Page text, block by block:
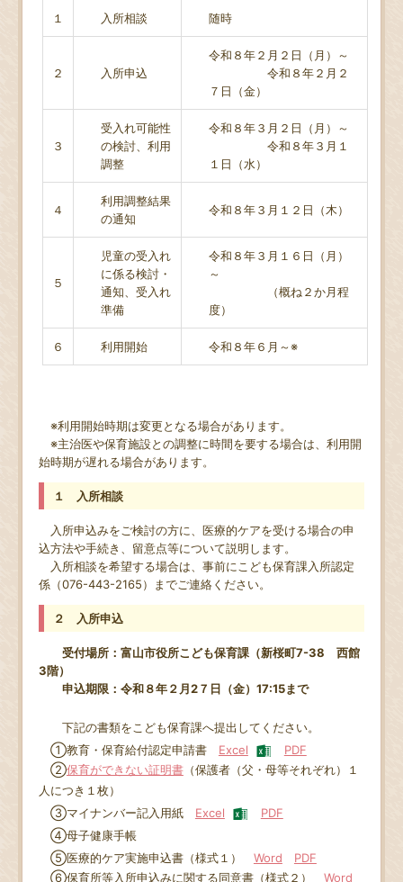
１ 入所相談 随時
２ 入所申込
令和８年２月２日（月）～
令和８年２月２
７日（金）
３
受入れ可能性
の検討、利用
調整
令和８年３月２日（月）～
令和８年３月１
１日（水）
４
利用調整結果
の通知
令和８年３月１２日（木）
５
児童の受入れ
に係る検討・
通知、受入れ
準備
令和８年３月１６日（月）
～
（概ね２か月程
度）
６ 利用開始 令和８年６月～※
※利用開始時期は変更となる場合があります。
※主治医や保育施設との調整に時間を要する場合は、利用開
始時期が遅れる場合があります。
１ 入所相談
入所申込みをご検討の方に、医療的ケアを受ける場合の申
込方法や手続き、留意点等について説明します。
入所相談を希望する場合は、事前にこども保育課入所認定
係（076-443-2165）までご連絡ください。
２ 入所申込
受付場所：富山市役所こども保育課（新桜町7-38 西館
3階）
申込期限：令和８年２月2７日（金）17:15まで
下記の書類をこども保育課へ提出してください。
①教育・保育給付認定申請書 Excel
PDF
②保育ができない証明書（保護者（父・母等それぞれ）１
人につき１枚）
③マイナンバー記入用紙 Excel
PDF
④母子健康手帳
⑤医療的ケア実施申込書（様式１） Word
PDF
⑥保育所等入所申込みに関する同意書（様式２） Word